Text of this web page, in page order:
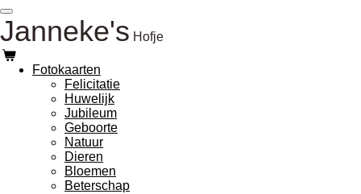
Ga
direct
naar
de
hoofdinhoud
Janneke's Hofje
Fotokaarten
Felicitatie
Huwelijk
Jubileum
Geboorte
Natuur
Dieren
Bloemen
Beterschap